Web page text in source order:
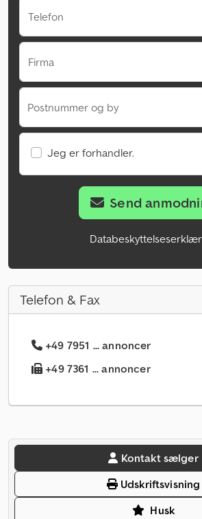
Telefon
Firma
Postnummer og by
Jeg er forhandler.
Send
Telefon & Fax
+49 7951 ... annoncer
+49 7361 ... annoncer
Kontakt sælger
Udskriftsvisning
Husk